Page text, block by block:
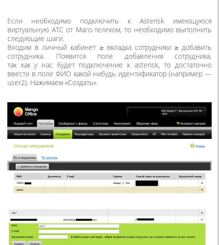
Если необходимо подключить к Asterisk имеющуюся
виртуальную АТС от Маго-телеком, то необходимо выполнить
следующие шаги.
Входим в личный кабинет ≥ вкладка сотрудники ≥ добавить
сотрудника. Появится поле добавления сотрудника,
так как у нас будет подключение к asterisk, то достаточно
ввести в поле ФИО какой нибудь идентификатор (например —
user2). Нажимаем «Создать».